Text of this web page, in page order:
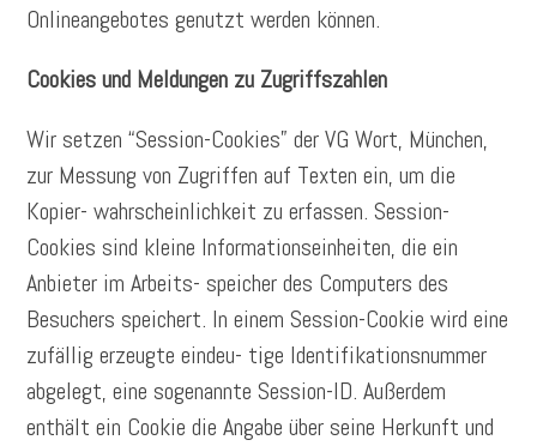
Onlineangebotes genutzt werden können.
Cookies und Meldungen zu Zugriffszahlen
Wir setzen “Session-Cookies” der VG Wort, München,
zur Messung von Zugriffen auf Texten ein, um die
Kopier- wahrscheinlichkeit zu erfassen. Session-
Cookies sind kleine Informationseinheiten, die ein
Anbieter im Arbeits- speicher des Computers des
Besuchers speichert. In einem Session-Cookie wird eine
zufällig erzeugte eindeu- tige Identifikationsnummer
abgelegt, eine sogenannte Session-ID. Außerdem
enthält ein Cookie die Angabe über seine Herkunft und